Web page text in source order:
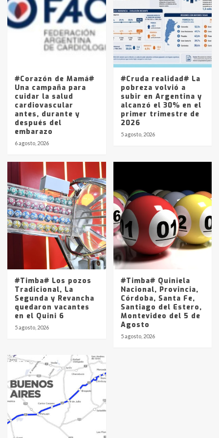
4
joven de Trenque Lauquen
Los precios de los combustibles en
La Pampa, desde YPF hasta Axion
entre 857 a 1338 pesos
#Corazón de Mamá#
Una campaña para
cuidar la salud
cardiovascular
antes, durante y
después del
embarazo
6 agosto, 2026
#Cruda realidad# La
pobreza volvió a
subir en Argentina y
alcanzó el 30% en el
primer trimestre de
2026
5 agosto, 2026
#Timba# Los pozos
Tradicional, La
Segunda y Revancha
quedaron vacantes
en el Quini 6
5 agosto, 2026
#Timba# Quiniela
Nacional, Provincia,
Córdoba, Santa Fe,
Santiago del Estero,
Montevideo del 5 de
Agosto
5 agosto, 2026